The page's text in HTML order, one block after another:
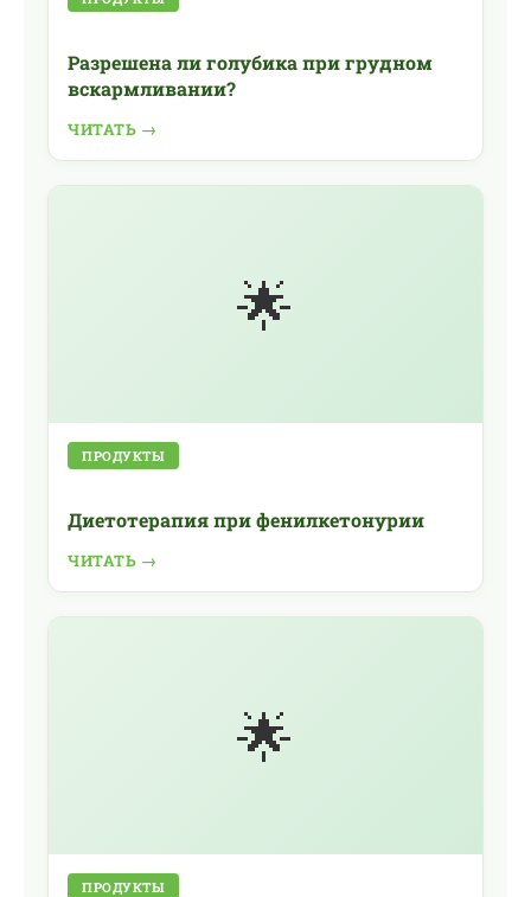
Разрешена ли голубика при грудном
вскармливании?
ЧИТАТЬ →
🌟
ПРОДУКТЫ
Диетотерапия при фенилкетонурии
ЧИТАТЬ →
🌟
ПРОДУКТЫ